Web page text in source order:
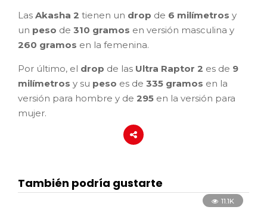
Las Akasha 2 tienen un drop de 6 milímetros y
un peso de 310 gramos en versión masculina y
260 gramos en la femenina.
Por último, el drop de las Ultra Raptor 2 es de 9
milímetros y su peso es de 335 gramos en la
versión para hombre y de 295 en la versión para
mujer.
También podría gustarte
11.1K